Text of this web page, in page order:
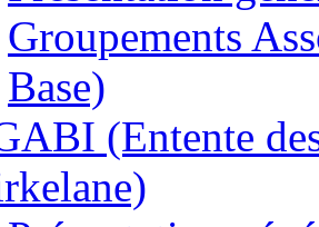
Groupements
Base)
(Entente